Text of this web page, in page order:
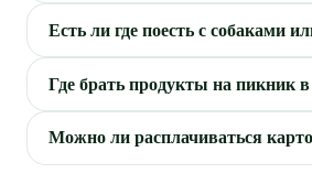
Есть ли где поесть с собаками
Где брать продукты на пикник
Можно ли расплачиваться